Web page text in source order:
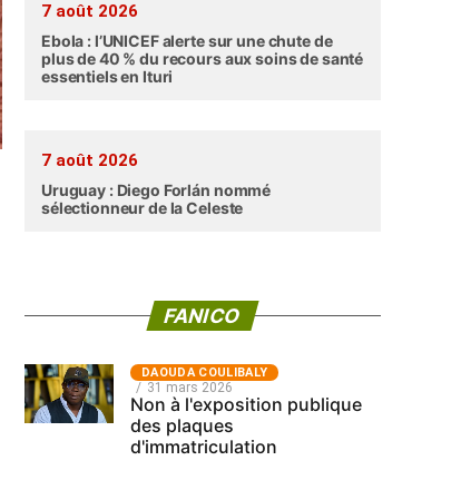
7 août 2026
Ebola : l’UNICEF alerte sur une chute de
plus de 40 % du recours aux soins de santé
essentiels en Ituri
7 août 2026
Uruguay : Diego Forlán nommé
sélectionneur de la Celeste
FANICO
‎DAOUDA COULIBALY
31 mars 2026
Non à l'exposition publique
des plaques
d'immatriculation